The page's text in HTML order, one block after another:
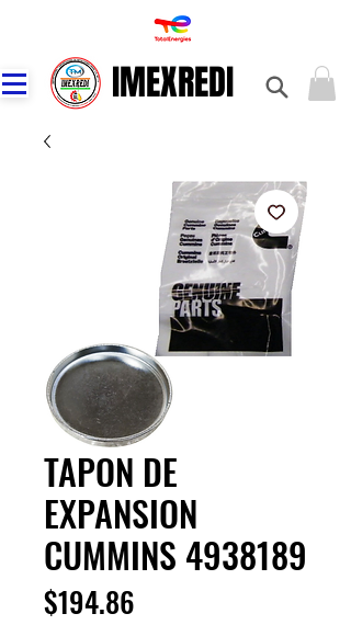
IMEXREDI
IMEXREDI
TAPON DE
EXPANSION
CUMMINS 4938189
$194.86